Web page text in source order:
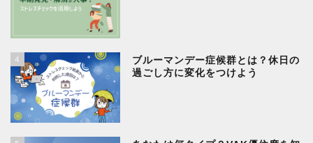
4
ブルーマンデー症候群とは？休日の
過ごし方に変化をつけよう